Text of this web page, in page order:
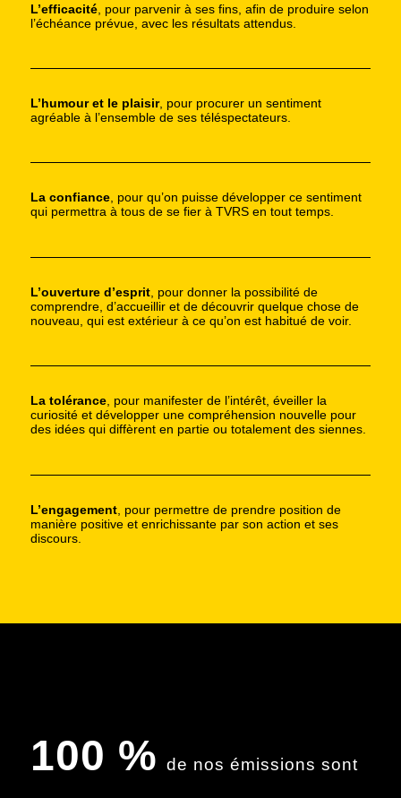
L’efficacité, pour parvenir à ses fins, afin de produire selon
l’échéance prévue, avec les résultats attendus.
L’humour et le plaisir, pour procurer un sentiment
agréable à l’ensemble de ses téléspectateurs.
La confiance, pour qu’on puisse développer ce sentiment
qui permettra à tous de se fier à TVRS en tout temps.
L’ouverture d’esprit, pour donner la possibilité de
comprendre, d’accueillir et de découvrir quelque chose de
nouveau, qui est extérieur à ce qu’on est habitué de voir.
La tolérance, pour manifester de l’intérêt, éveiller la
curiosité et développer une compréhension nouvelle pour
des idées qui diffèrent en partie ou totalement des siennes.
L’engagement, pour permettre de prendre position de
manière positive et enrichissante par son action et ses
discours.
100 % de nos émissions sont